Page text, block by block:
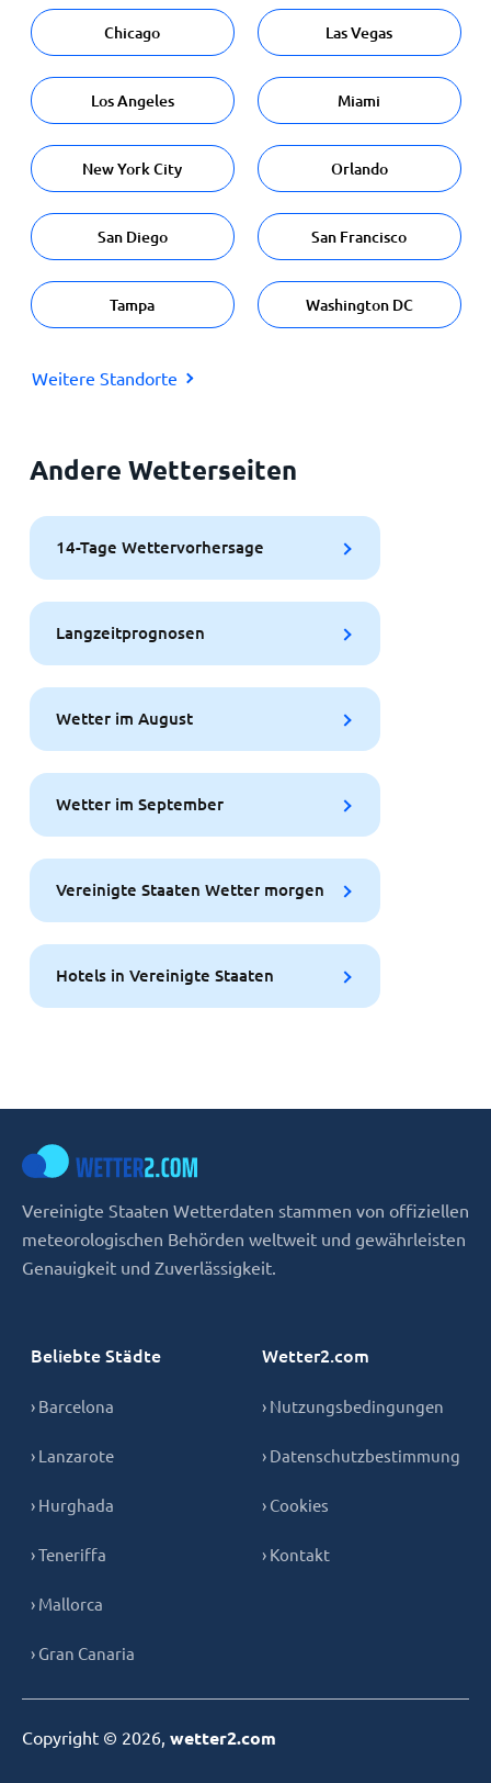
Chicago Las Vegas
Los Angeles Miami
New York City Orlando
San Diego San Francisco
Tampa Washington DC
Weitere Standorte
Andere Wetterseiten
14-Tage Wettervorhersage
Langzeitprognosen
Wetter im August
Wetter im September
Vereinigte Staaten Wetter morgen
Hotels in Vereinigte Staaten
Vereinigte Staaten Wetterdaten stammen von offiziellen
meteorologischen Behörden weltweit und gewährleisten
Genauigkeit und Zuverlässigkeit.
Beliebte Städte
› Barcelona
› Lanzarote
› Hurghada
› Teneriffa
› Mallorca
› Gran Canaria
Wetter2.com
› Nutzungsbedingungen
› Datenschutzbestimmung
› Cookies
› Kontakt
Copyright © 2026, wetter2.com